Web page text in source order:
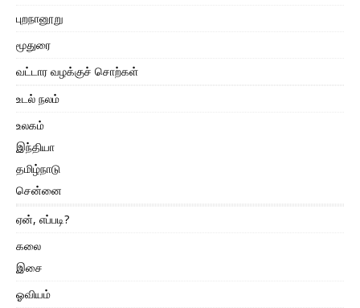
புறநானூறு
மூதுரை
வட்டார வழக்குச் சொற்கள்
உடல் நலம்
உலகம்
இந்தியா
தமிழ்நாடு
சென்னை
ஏன், எப்படி?
கலை
இசை
ஓவியம்